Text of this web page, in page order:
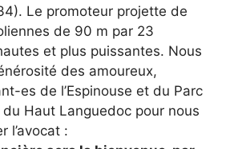
Le promoteur projette de
de 90 m par 23
et plus puissantes. Nous
des amoureux,
es de l’Espinouse et du Parc
Haut Languedoc pour nous
l’avocat :